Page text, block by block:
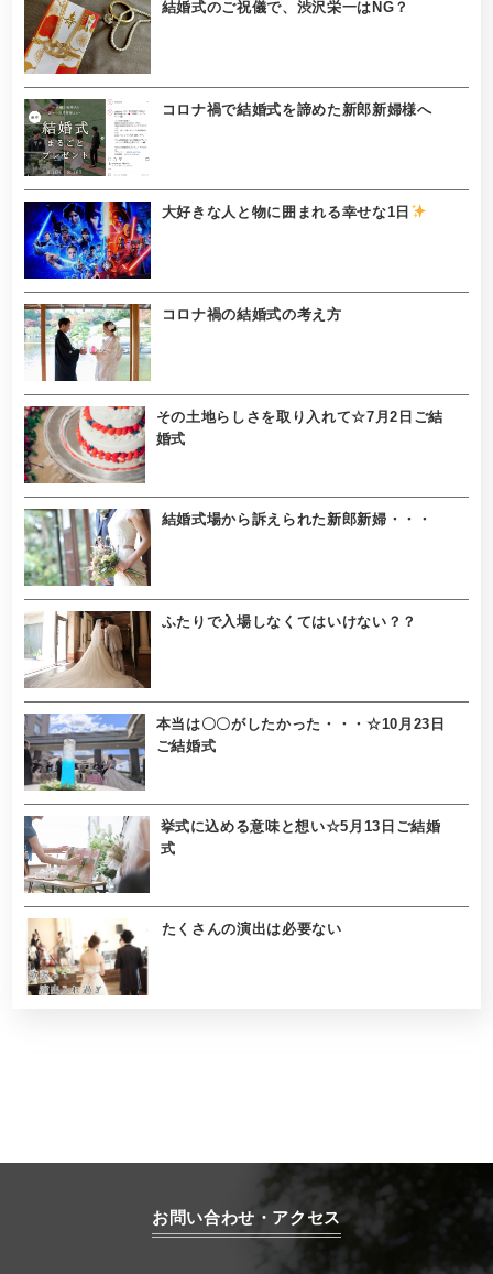
結婚式のご祝儀で、渋沢栄一はNG？
コロナ禍で結婚式を諦めた新郎新婦様へ
大好きな人と物に囲まれる幸せな1日
コロナ禍の結婚式の考え方
その土地らしさを取り入れて☆7月2日ご結
婚式
結婚式場から訴えられた新郎新婦・・・
ふたりで入場しなくてはいけない？？
本当は〇〇がしたかった・・・☆10月23日
ご結婚式
挙式に込める意味と想い☆5月13日ご結婚
式
たくさんの演出は必要ない
お問い合わせ・アクセス